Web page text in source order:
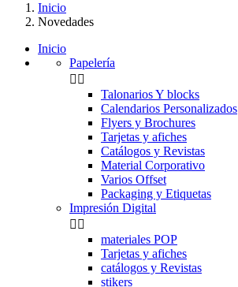
Inicio
Novedades
Inicio
Papelería
 
Talonarios Y blocks
Calendarios Personalizados
Flyers y Brochures
Tarjetas y afiches
Catálogos y Revistas
Material Corporativo
Varios Offset
Packaging y Etiquetas
Impresión Digital
 
materiales POP
Tarjetas y afiches
catálogos y Revistas
stikers